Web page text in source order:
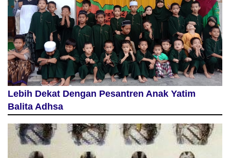
Lebih Dekat Dengan Pesantren Anak Yatim
Balita Adhsa